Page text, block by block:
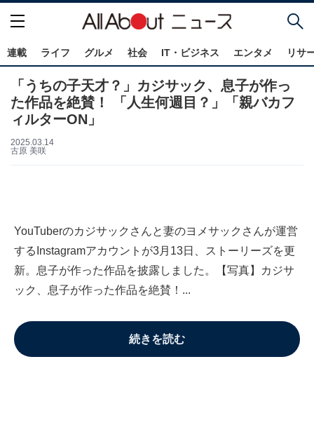
連載 ライフ グルメ 社会 IT・ビジネス エンタメ リサ
「うちの子天才？」カジサック、息子が作っ
た作品を絶賛！ 「人生何週目？」「親バカフ
ィルターON」
2025.03.14
古原 美咲
YouTuberのカジサックさんと妻のヨメサックさんが運営
するInstagramアカウントが3月13日、ストーリーズを更
新。息子が作った作品を披露しました。【写真】カジサ
ック、息子が作った作品を絶賛！...
続きを読む